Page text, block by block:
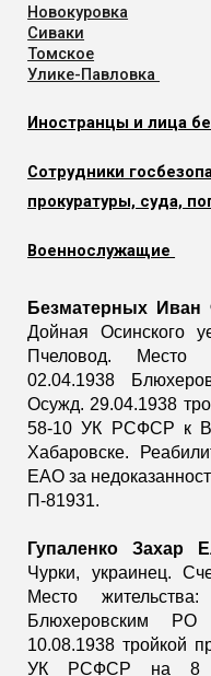
Новокуровка
Сиваки
Томское
Улике-Павловка
Иностранцы и лица
Сотрудники
прокуратуры, суда,
Военнослужащие
Безматерных Иван
Дойная Осинского
Пчеловод. Место
02.04.1938
Осужд. 29.04.1938
58-10 УК РСФСР к
Хабаровске.
ЕАО за
П-81931.
Гупаленко Захар
Чурки, украинец.
Место
Блюхеровским
10.08.1938 тройкой
УК РСФСР на 8